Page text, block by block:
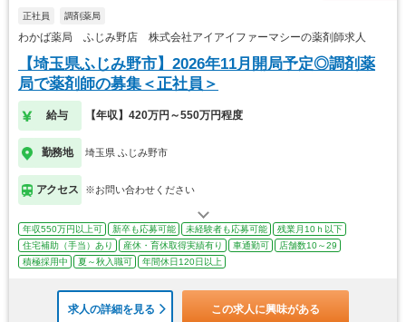
正社員 調剤薬局
わかば薬局 ふじみ野店 株式会社アイアイファーマシーの薬剤師求人
【埼玉県ふじみ野市】2026年11月開局予定◎調剤薬
局で薬剤師の募集＜正社員＞
給与 【年収】420万円～550万円程度
勤務地 埼玉県 ふじみ野市
アクセス ※お問い合わせください
年収550万円以上可 新卒も応募可能 未経験者も応募可能
残業月10ｈ以下
住宅補助（手当）あり
産休・育休取得実績有り 車通勤可
店舗数10～29
積極採用中
夏～秋入職可 年間休日120日以上
求人の詳細を見る この求人に興味がある